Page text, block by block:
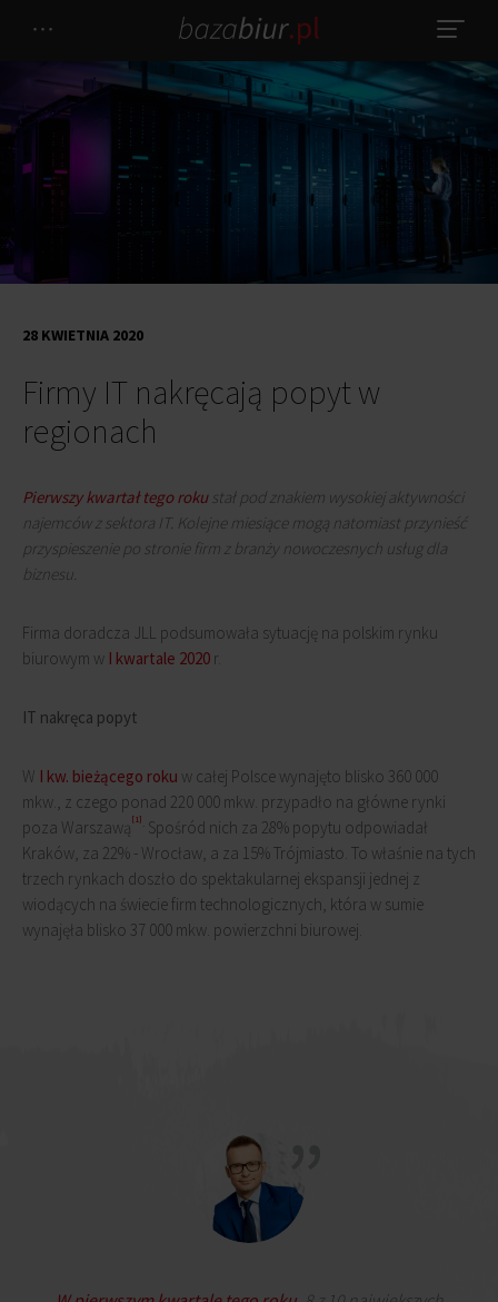
Firmy IT nakręcają popyt w
regionach
28 KWIETNIA 2020
Pierwszy kwartał tego rokustał pod znakiem wysokiej aktywności
najemców z sektora IT. Kolejne miesiące mogą natomiast przynieść
przyspieszenie po stronie firm z branży nowoczesnych usług dla
biznesu.
Firma doradcza JLL podsumowała sytuację na polskim rynku
biurowym w I kwartale 2020 r.
IT nakręca popyt
W I kw. bieżącego roku w całej Polsce wynajęto blisko 360 000
mkw., z czego ponad 220 000 mkw. przypadło na główne rynki
poza Warszawą [1]
Spośród nich za 28% popytu odpowiadał
Kraków, za 22% - Wrocław, a za 15% Trójmiasto. To właśnie na tych
trzech rynkach doszło do spektakularnej ekspansji jednej z
wiodących na świecie firm technologicznych, która w sumie
wynajęła blisko 37 000 mkw. powierzchni biurowej.